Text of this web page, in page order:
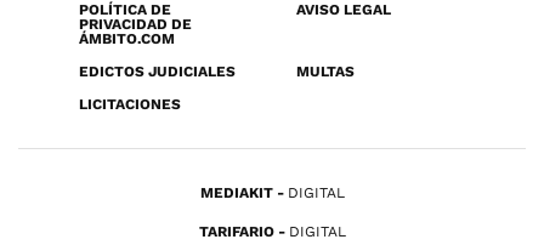
POLÍTICA DE
PRIVACIDAD DE
ÁMBITO.COM
AVISO LEGAL
EDICTOS JUDICIALES
MULTAS
LICITACIONES
MEDIAKIT DIGITAL
TARIFARIO DIGITAL